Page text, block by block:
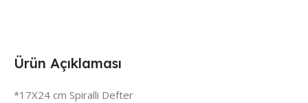
Ürün Açıklaması
*17X24 cm Spiralli Defter